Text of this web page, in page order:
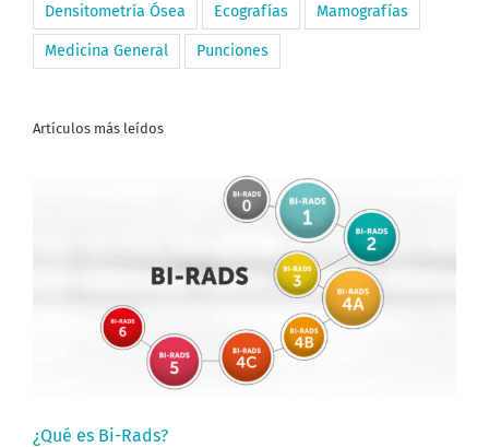
Densitometría Ósea Ecografías Mamografías
Medicina General Punciones
Artículos más leídos
¿Qué es Bi-Rads?